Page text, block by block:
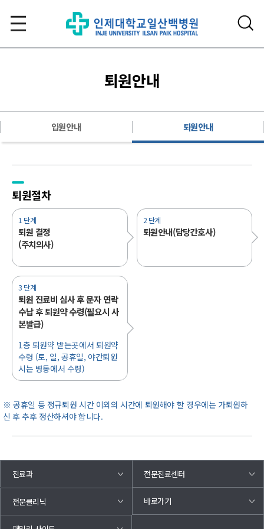
퇴원안내
입원안내 퇴원안내
퇴원절차
1 단계
퇴원 결정
(주치의사)
2 단계
퇴원안내(담당간호사)
3 단계
퇴원 진료비 심사 후 문자 연락
수납 후 퇴원약 수령(필요시 사
본발급)
1층 퇴원약 받는곳에서 퇴원약
수령 (토, 일, 공휴일, 야간퇴원
시는 병동에서 수령)
※ 공휴일 등 정규퇴원 시간 이외의 시간에 퇴원해야 할 경우에는 가퇴원하
신 후 추후 정산하셔야 합니다.
진료과 전문진료센터
전문클리닉 바로가기